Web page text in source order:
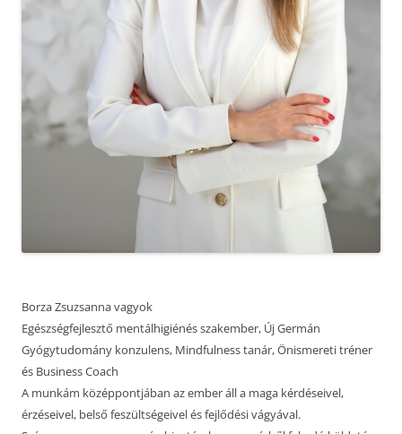
Borza Zsuzsanna vagyok
Egészségfejlesztő mentálhigiénés szakember, Új Germán
Gyógytudomány konzulens, Mindfulness tanár, Önismereti tréner
és Business Coach
A munkám középpontjában az ember áll a maga kérdéseivel,
érzéseivel, belső feszültségeivel és fejlődési vágyával.